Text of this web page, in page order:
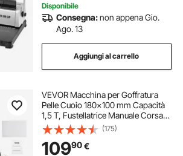
Disponibile
Consegna:non appena Gio.
Ago. 13
Aggiungi al carrello
VEVOR Macchina per Goffratura
Pelle Cuoio 180x100 mm Capacità
1,5 T, Fustellatrice Manuale Corsa
Regolabile 12 mm Perforatrice
Goffratura Manuale per Pelle Carta
Espanso Plastica Gomma Vari
(175)
10990€